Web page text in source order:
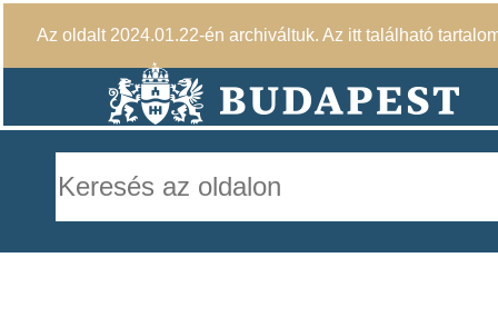
Az oldalt 2024.01.22-én archiváltuk. Az itt található